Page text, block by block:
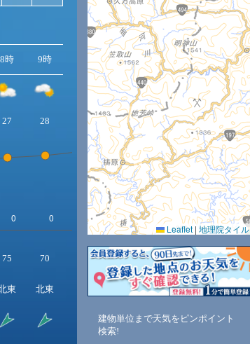
8時 9時 11時 12時 13時 14時
27 28 31 32 31 30
75 70 63 59 65 72
東 北東 北東 北東 北東
Leaflet | 地理院タイル
建物単位まで天気をピンポイント
検索!